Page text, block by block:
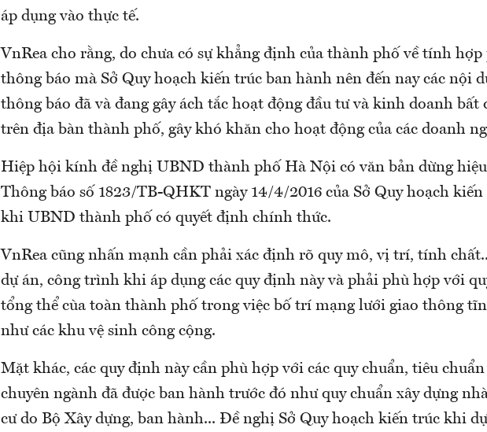
áp dụng vào thực tế.
VnRea cho rằng, do chưa có sự khẳng định của thành phố về tính hợp
thông báo mà Sở Quy hoạch kiến trúc ban hành nên đến nay các nội
thông báo đã và đang gây ách tắc hoạt động đầu tư và kinh doanh bất
trên địa bàn thành phố, gây khó khăn cho hoạt động của các doanh
Hiệp hội kính đề nghị UBND thành phố Hà Nội có văn bản dừng
Thông báo số 1823/TB-QHKT ngày 14/4/2016 của Sở Quy hoạch kiến
khi UBND thành phố có quyết định chính thức.
VnRea cũng nhấn mạnh cần phải xác định rõ quy mô, vị trí, tính
dự án, công trình khi áp dụng các quy định này và phải phù hợp với
tổng thể cùa toàn thành phố trong việc bố trí mạng lưới giao thông
như các khu vệ sinh công cộng.
Mặt khác, các quy định này cần phù hợp với các quy chuẩn, tiêu
chuyên ngành đã được ban hành trước đó như quy chuẩn xây dựng
cư do Bộ Xây dựng, ban hành... Đề nghị Sở Quy hoạch kiến trúc khi